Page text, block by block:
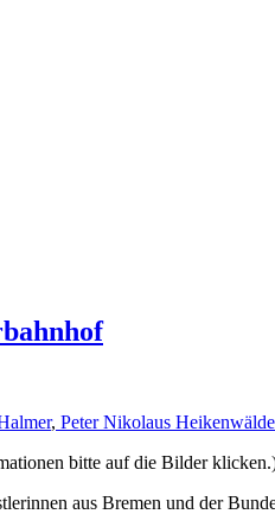
, Peter Nikolaus
bitte auf die Bilder
aus Bremen und der